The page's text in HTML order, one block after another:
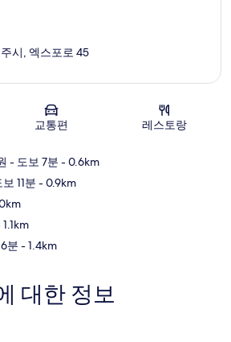
지도
시, 엑스포로 45
교통편 레스토랑
- 도보 7분 - 0.6km
11분 - 0.9km
분 - 1.4km
대한 정보